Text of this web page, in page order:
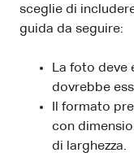
sceglie di
guida da seguire:
La foto deve
dovrebbe
Il formato
con
di larghezza.